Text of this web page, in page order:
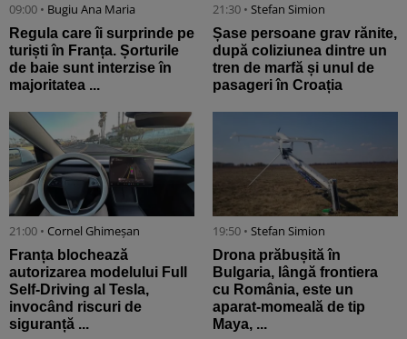
09:00 • Bugiu ⁠Ana Maria
Regula care îi surprinde pe
turiști în Franța. Șorturile
de baie sunt interzise în
majoritatea ...
21:30 • Stefan Simion
Șase persoane grav rănite,
după coliziunea dintre un
tren de marfă și unul de
pasageri în Croația
21:00 • Cornel Ghimeșan
Franța blochează
autorizarea modelului Full
Self-Driving al Tesla,
invocând riscuri de
siguranță ...
19:50 • Stefan Simion
Drona prăbușită în
Bulgaria, lângă frontiera
cu România, este un
aparat-momeală de tip
Maya, ...